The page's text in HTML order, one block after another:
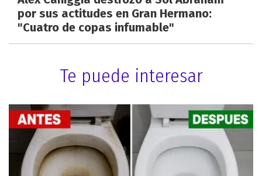
por sus actitudes en Gran Hermano:
"Cuatro de copas infumable"
Te puede interesar